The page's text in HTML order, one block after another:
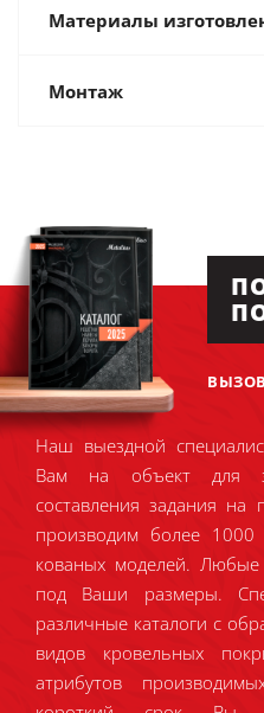
Материалы
Монтаж
Наш выездной
Вам на объект для
составления задания на
производим более
кованых моделей. Любые
под Ваши размеры.
различные каталоги с
видов кровельных
атрибутов